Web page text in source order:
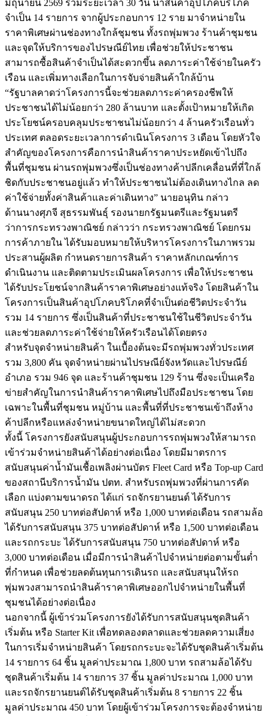
มิถุนายน 2569 รวมระยะเวลา 30 วัน นำสินค้าอุปโภคบริโภค
จำเป็น 14 รายการ จากผู้ประกอบการ 12 ราย มาจำหน่ายใน
ราคาพิเศษผ่านช่องทางใกล้ชุมชน ทั้งรถพุ่มพวง ร้านค้าชุมชน
และจุดให้บริการของไปรษณีย์ไทย เพื่อช่วยให้ประชาชน
สามารถซื้อสินค้าจำเป็นได้สะดวกขึ้น ลดภาระค่าใช้จ่ายในครัว
เรือน และเพิ่มทางเลือกในการจับจ่ายสินค้าใกล้บ้าน
“รัฐบาลคาดว่าโครงการนี้จะช่วยลดภาระค่าครองชีพให้
ประชาชนได้ไม่น้อยกว่า 280 ล้านบาท และตั้งเป้าหมายให้เกิด
ประโยชน์ครอบคลุมประชาชนไม่น้อยกว่า 4 ล้านครัวเรือนทั่ว
ประเทศ ตลอดระยะเวลาการดำเนินโครงการ 3 เดือน โดยหัวใจ
สำคัญของโครงการคือการนำสินค้าราคาประหยัดเข้าไปถึง
พื้นที่ชุมชน ผ่านรถพุ่มพวงซึ่งเป็นช่องทางค้าปลีกเคลื่อนที่ที่ใกล้
ชิดกับประชาชนอยู่แล้ว ทำให้ประชาชนไม่ต้องเดินทางไกล ลด
ค่าใช้จ่ายทั้งค่าสินค้าและค่าเดินทาง” นายอนุทิน กล่าว
ด้านนางศุภจี สุธรรมพันธุ์ รองนายกรัฐมนตรีและรัฐมนตรี
ว่าการกระทรวงพาณิชย์ กล่าวว่า กระทรวงพาณิชย์ โดยกรม
การค้าภายใน ได้รับมอบหมายให้บริหารโครงการในภาพรวม
ประสานผู้ผลิต กำหนดรายการสินค้า ราคาหลักเกณฑ์การ
ดำเนินงาน และติดตามประเมินผลโครงการ เพื่อให้ประชาชน
ได้รับประโยชน์จากสินค้าราคาพิเศษอย่างแท้จริง โดยสินค้าใน
โครงการเป็นสินค้าอุปโภคบริโภคที่จำเป็นต่อชีวิตประจำวัน
รวม 14 รายการ ซึ่งเป็นสินค้าที่ประชาชนใช้ในชีวิตประจำวัน
และช่วยลดภาระค่าใช้จ่ายให้ครัวเรือนได้โดยตรง
สำหรับจุดจำหน่ายสินค้า ในเบื้องต้นจะมีรถพุ่มพวงทั่วประเทศ
รวม 3,800 คัน จุดจำหน่ายผ่านไปรษณีย์จังหวัดและไปรษณีย์
อำเภอ รวม 946 จุด และร้านค้าชุมชน 129 ร้าน ซึ่งจะเป็นเครือ
ข่ายสำคัญในการนำสินค้าราคาพิเศษไปถึงมือประชาชน โดย
เฉพาะในพื้นที่ชุมชน หมู่บ้าน และพื้นที่ที่ประชาชนเข้าถึงห้าง
ค้าปลีกหรือแหล่งจำหน่ายขนาดใหญ่ได้ไม่สะดวก
ทั้งนี้ โครงการยังสนับสนุนผู้ประกอบการรถพุ่มพวงให้สามารถ
เข้าร่วมจำหน่ายสินค้าได้อย่างต่อเนื่อง โดยมีมาตรการ
สนับสนุนค่าน้ำมันเชื้อเพลิงผ่านบัตร Fleet Card หรือ Top-up Card
ของสถานีบริการน้ำมัน ปตท. สำหรับรถพุ่มพวงที่ผ่านการคัด
เลือก แบ่งตามขนาดรถ ได้แก่ รถจักรยานยนต์ ได้รับการ
สนับสนุน 250 บาทต่อสัปดาห์ หรือ 1,000 บาทต่อเดือน รถสามล้อ
ได้รับการสนับสนุน 375 บาทต่อสัปดาห์ หรือ 1,500 บาทต่อเดือน
และรถกระบะ ได้รับการสนับสนุน 750 บาทต่อสัปดาห์ หรือ
3,000 บาทต่อเดือน เมื่อมีการนำสินค้าไปจำหน่ายต่อตามขั้นต่ำ
ที่กำหนด เพื่อช่วยลดต้นทุนการเดินรถ และสนับสนุนให้รถ
พุ่มพวงสามารถนำสินค้าราคาพิเศษออกไปจำหน่ายในพื้นที่
ชุมชนได้อย่างต่อเนื่อง
นอกจากนี้ ผู้เข้าร่วมโครงการยังได้รับการสนับสนุนชุดสินค้า
เริ่มต้น หรือ Starter Kit เพื่อทดลองตลาดและช่วยลดความเสี่ยง
ในการเริ่มจำหน่ายสินค้า โดยรถกระบะจะได้รับชุดสินค้าเริ่มต้น
14 รายการ 64 ชิ้น มูลค่าประมาณ 1,800 บาท รถสามล้อได้รับ
ชุดสินค้าเริ่มต้น 14 รายการ 37 ชิ้น มูลค่าประมาณ 1,000 บาท
และรถจักรยานยนต์ได้รับชุดสินค้าเริ่มต้น 8 รายการ 22 ชิ้น
มูลค่าประมาณ 450 บาท โดยผู้เข้าร่วมโครงการจะต้องจำหน่าย